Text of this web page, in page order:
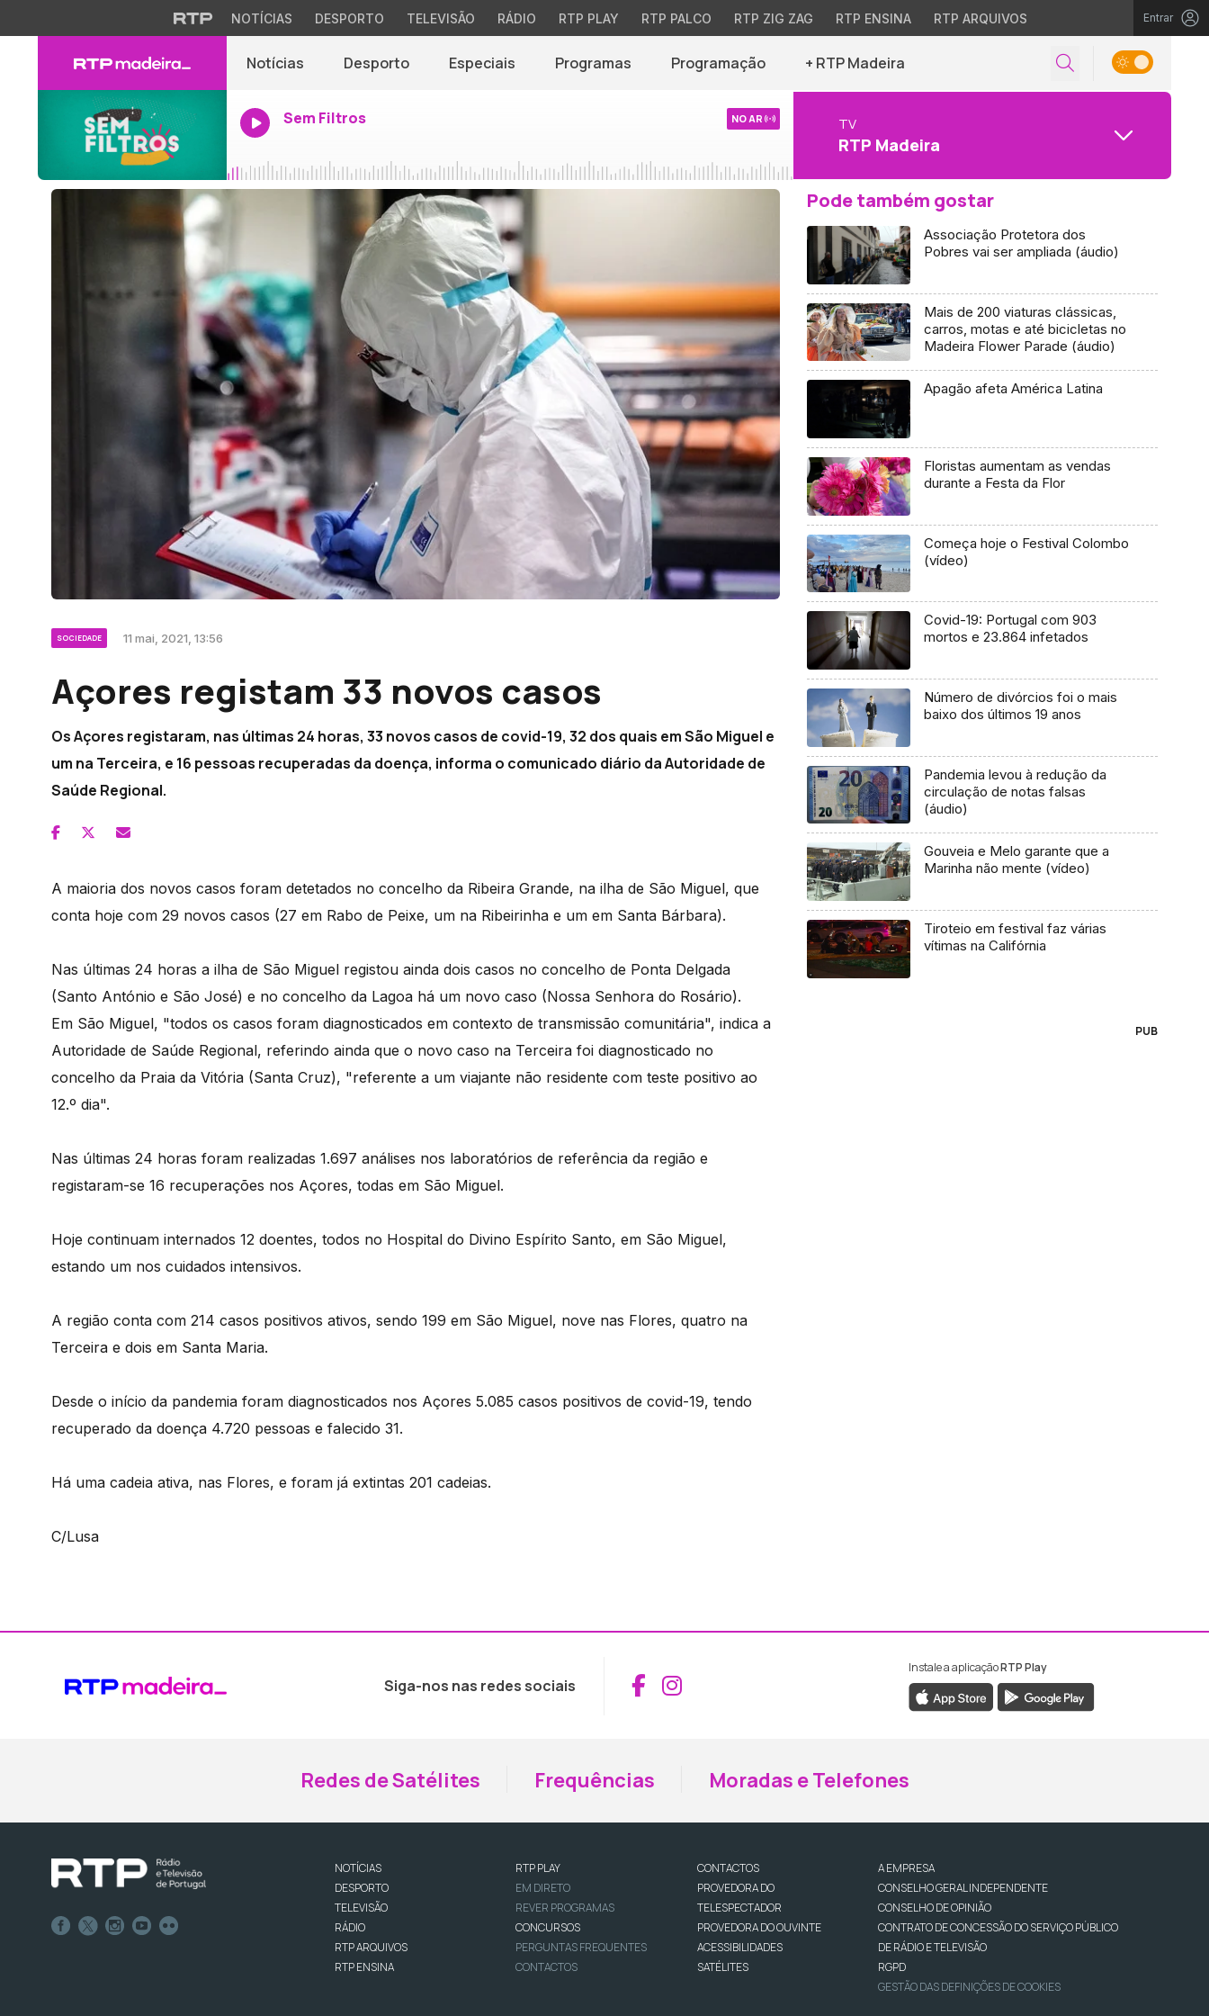
NOTÍCIAS DESPORTO TELEVISÃO RÁDIO RTP PLAY RTP PALCO RTP ZIG ZAG RTP ENSINA RTP ARQUIVOS Entrar
Notícias Desporto Especiais Programas Programação + RTP Madeira
Sem Filtros NO AR TV
RTP Madeira
SOCIEDADE 11 mai, 2021, 13:56
Açores registam 33 novos casos
Os Açores registaram, nas últimas 24 horas, 33 novos casos de covid-19, 32 dos quais em São Miguel e
um na Terceira, e 16 pessoas recuperadas da doença, informa o comunicado diário da Autoridade de
Saúde Regional.
A maioria dos novos casos foram detetados no concelho da Ribeira Grande, na ilha de São Miguel, que
conta hoje com 29 novos casos (27 em Rabo de Peixe, um na Ribeirinha e um em Santa Bárbara).
Nas últimas 24 horas a ilha de São Miguel registou ainda dois casos no concelho de Ponta Delgada
(Santo António e São José) e no concelho da Lagoa há um novo caso (Nossa Senhora do Rosário).
Em São Miguel, "todos os casos foram diagnosticados em contexto de transmissão comunitária", indica a
Autoridade de Saúde Regional, referindo ainda que o novo caso na Terceira foi diagnosticado no
concelho da Praia da Vitória (Santa Cruz), "referente a um viajante não residente com teste positivo ao
12.º dia".
Nas últimas 24 horas foram realizadas 1.697 análises nos laboratórios de referência da região e
registaram-se 16 recuperações nos Açores, todas em São Miguel.
Hoje continuam internados 12 doentes, todos no Hospital do Divino Espírito Santo, em São Miguel,
estando um nos cuidados intensivos.
A região conta com 214 casos positivos ativos, sendo 199 em São Miguel, nove nas Flores, quatro na
Terceira e dois em Santa Maria.
Desde o início da pandemia foram diagnosticados nos Açores 5.085 casos positivos de covid-19, tendo
recuperado da doença 4.720 pessoas e falecido 31.
Há uma cadeia ativa, nas Flores, e foram já extintas 201 cadeias.
C/Lusa
Pode também gostar
Associação Protetora dos
Pobres vai ser ampliada (áudio)
Mais de 200 viaturas clássicas,
carros, motas e até bicicletas no
Madeira Flower Parade (áudio)
Apagão afeta América Latina
Floristas aumentam as vendas
durante a Festa da Flor
Começa hoje o Festival Colombo
(vídeo)
Covid-19: Portugal com 903
mortos e 23.864 infetados
Número de divórcios foi o mais
baixo dos últimos 19 anos
Pandemia levou à redução da
circulação de notas falsas
(áudio)
Gouveia e Melo garante que a
Marinha não mente (vídeo)
Tiroteio em festival faz várias
vítimas na Califórnia
PUB
Siga-nos nas redes sociais Aceder ao Facebook da RTP Madeira
Aceder ao Instagram da RTP Madeira
Instale a aplicaçãoRTP Play
Redes de Satélites Frequências Moradas e Telefones
NOTÍCIAS
DESPORTO
TELEVISÃO
RÁDIO
RTP ARQUIVOS
RTP ENSINA
RTP PLAY
EM DIRETO
REVER PROGRAMAS
CONCURSOS
PERGUNTAS FREQUENTES
CONTACTOS
CONTACTOS
PROVEDORA DO
TELESPECTADOR
PROVEDORA DO OUVINTE
ACESSIBILIDADES
SATÉLITES
A EMPRESA
CONSELHO GERAL INDEPENDENTE
CONSELHO DE OPINIÃO
CONTRATO DE CONCESSÃO DO SERVIÇO PÚBLICO
DE RÁDIO E TELEVISÃO
RGPD
GESTÃO DAS DEFINIÇÕES DE COOKIES